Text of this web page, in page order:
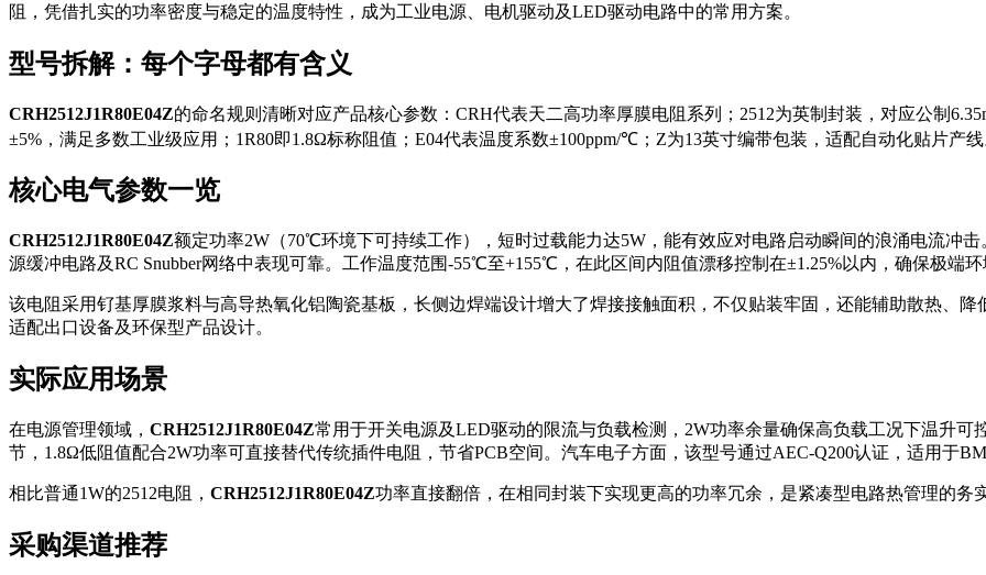
阻，凭借扎实的功率密度与稳定的温度特性，成为工业电源、电机驱动及LED驱动电路中的常用方案。
型号拆解：每个字母都有含义
CRH2512J1R80E04Z的命名规则清晰对应产品核心参数：CRH代表天二高功率厚膜电阻系列；2512为英制封装，对应公制
±5%，满足多数工业级应用；1R80即1.8Ω标称阻值；E04代表温度系数±100ppm/℃；Z为13英寸编带包装，适配自动化贴片产
核心电气参数一览
CRH2512J1R80E04Z额定功率2W（70℃环境下可持续工作），短时过载能力达5W，能有效应对电路启动瞬间的浪涌电流冲
源缓冲电路及RC Snubber网络中表现可靠。工作温度范围-55℃至+155℃，在此区间内阻值漂移控制在±1.25%以内，确保极端
该电阻采用钌基厚膜浆料与高导热氧化铝陶瓷基板，长侧边焊端设计增大了焊接接触面积，不仅贴装牢固，还能辅助散热、
适配出口设备及环保型产品设计。
实际应用场景
在电源管理领域， CRH2512J1R80E04Z常用于开关电源及LED驱动的限流与负载检测，2W功率余量确保高负载工况下温升
节，1.8Ω低阻值配合2W功率可直接替代传统插件电阻，节省PCB空间。汽车电子方面，该型号通过AEC-Q200认证，适用于
相比普通1W的2512电阻， CRH2512J1R80E04Z功率直接翻倍，在相同封装下实现更高的功率冗余，是紧凑型电路热管理的务
采购渠道推荐